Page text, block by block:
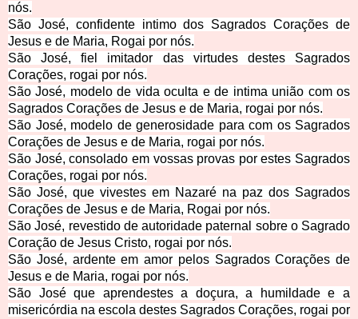
nós.
São José, confidente intimo dos Sagrados Corações de
Jesus e de Maria, Rogai por nós.
São José, fiel imitador das virtudes destes Sagrados
Corações, rogai por nós.
São José, modelo de vida oculta e de intima união com os
Sagrados Corações de Jesus e de Maria, rogai por nós.
São José, modelo de generosidade para com os Sagrados
Corações de Jesus e de Maria, rogai por nós.
São José, consolado em vossas provas por estes Sagrados
Corações, rogai por nós.
São José, que vivestes em Nazaré na paz dos Sagrados
Corações de Jesus e de Maria, Rogai por nós.
São José, revestido de autoridade paternal sobre o Sagrado
Coração de Jesus Cristo, rogai por nós.
São José, ardente em amor pelos Sagrados Corações de
Jesus e de Maria, rogai por nós.
São José que aprendestes a doçura, a humildade e a
misericórdia na escola destes Sagrados Corações, rogai por